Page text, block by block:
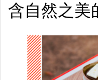
含自然之美